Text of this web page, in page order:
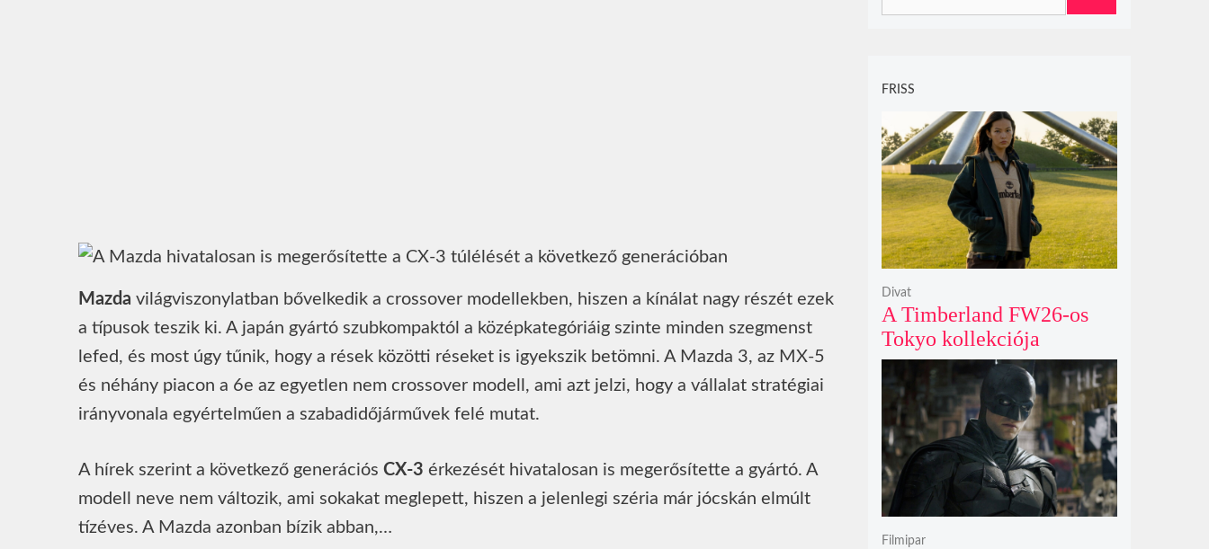
Mazda világviszonylatban bővelkedik a crossover modellekben, hiszen a kínálat nagy részét ezek
a típusok teszik ki. A japán gyártó szubkompaktól a középkategóriáig szinte minden szegmenst
lefed, és most úgy tűnik, hogy a rések közötti réseket is igyekszik betömni. A Mazda 3, az MX-5
és néhány piacon a 6e az egyetlen nem crossover modell, ami azt jelzi, hogy a vállalat stratégiai
irányvonala egyértelműen a szabadidőjárművek felé mutat.
A hírek szerint a következő generációs CX-3 érkezését hivatalosan is megerősítette a gyártó. A
modell neve nem változik, ami sokakat meglepett, hiszen a jelenlegi széria már jócskán elmúlt
tízéves. A Mazda azonban bízik abban,…
FRISS
A Timberland FW26-os
Tokyo kollekciója
flanellel, kordbársonnyal
és bőrrel gondolja újra az
időtlen örökséget
Divat
Filmipar